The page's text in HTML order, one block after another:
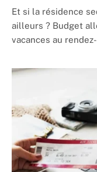
Et si la résidence
ailleurs ? Budget
vacances au